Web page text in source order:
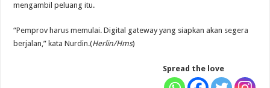
mengambil peluang itu.
“Pemprov harus memulai. Digital gateway yang siapkan akan segera
berjalan,” kata Nurdin.(Herlin/Hms)
Spread the love